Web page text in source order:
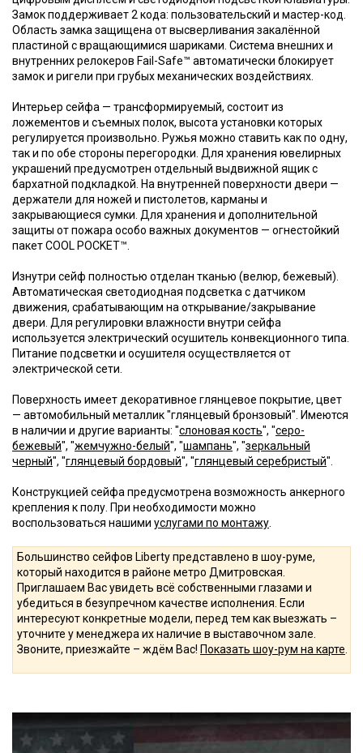
Замок поддерживает 2 кода: пользовательский и мастер-код.
Область замка защищена от высверливания закалённой
пластиной с вращающимися шариками. Система внешних и
внутренних релокеров Fail-Safe™ автоматически блокирует
замок и ригели при грубых механических воздействиях.
Интерьер сейфа — трансформируемый, состоит из
ложементов и съемных полок, высота установки которых
регулируется произвольно. Ружья можно ставить как по одну,
так и по обе стороны перегородки. Для хранения ювелирных
украшений предусмотрен отдельный выдвижной ящик с
бархатной подкладкой. На внутренней поверхности двери —
держатели для ножей и пистолетов, карманы и
закрывающиеся сумки. Для хранения и дополнительной
защиты от пожара особо важных документов — огнестойкий
пакет COOL POCKET™.
Изнутри сейф полностью отделан тканью (велюр, бежевый).
Автоматическая светодиодная подсветка с датчиком
движения, срабатывающим на открывание/закрывание
двери. Для регулировки влажности внутри сейфа
используется электрический осушитель конвекционного типа.
Питание подсветки и осушителя осуществляется от
электрической сети.
Поверхность имеет декоративное глянцевое покрытие, цвет
— автомобильный металлик "глянцевый бронзовый". Имеются
в наличии и другие варианты: "слоновая кость", "серо-
бежевый", "жемчужно-белый", "шампань", "зеркальный
черный", "глянцевый бордовый", "глянцевый серебристый".
Конструкцией сейфа предусмотрена возможность анкерного
крепления к полу. При необходимости можно
воспользоваться нашими услугами по монтажу
Большинство сейфов Liberty представлено в шоу-руме,
который находится в районе метро Дмитровская.
Приглашаем Вас увидеть всё собственными глазами и
убедиться в безупречном качестве исполнения. Если
интересуют конкретные модели, перед тем как выезжать –
уточните у менеджера их наличие в выставочном зале.
Звоните, приезжайте – ждём Вас! Показать шоу-рум на карте